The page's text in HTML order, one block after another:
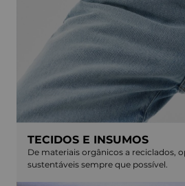
TECIDOS E INSUMOS
De materiais orgânicos a reciclados,
sustentáveis sempre que possível.